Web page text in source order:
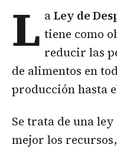
L aLey de
tiene como
reducir las
de alimentos en
producción hasta
Se trata de una
mejor los